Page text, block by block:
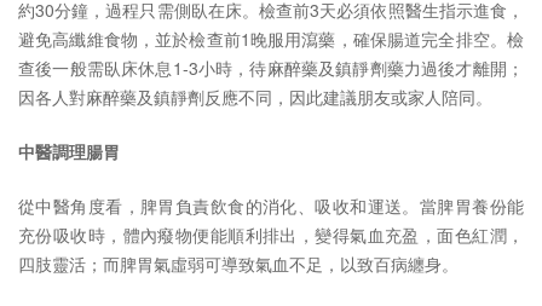
約30分鐘，過程只需側臥在床。檢查前3天必須依照醫生指示進食，
避免高纖維食物，並於檢查前1晚服用瀉藥，確保腸道完全排空。檢
查後一般需臥床休息1-3小時，待麻醉藥及鎮靜劑藥力過後才離開；
因各人對麻醉藥及鎮靜劑反應不同，因此建議朋友或家人陪同。
中醫調理腸胃
從中醫角度看，脾胃負責飲食的消化、吸收和運送。當脾胃養份能
充份吸收時，體內癈物便能順利排出，變得氣血充盈，面色紅潤，
四肢靈活；而脾胃氣虛弱可導致氣血不足，以致百病纏身。